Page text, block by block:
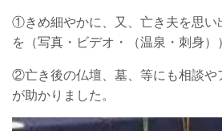
①きめ細やかに、又、亡き夫を思い
を（写真・ビデオ・（温泉・刺身）
②亡き後の仏壇、墓、等にも相談や
が助かりました。